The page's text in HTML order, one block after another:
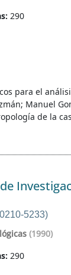
290
para el
Manuel
de la
5233)
(1990)
290